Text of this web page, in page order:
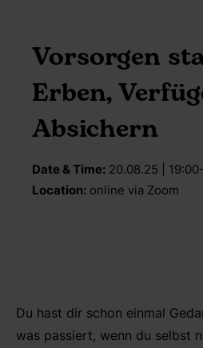
Vorsorgen
Erben,
Absichern
Date & Time: 20.08.25 |
Location: online via Zoom
Du hast dir schon einmal
was passiert, wenn du selbst